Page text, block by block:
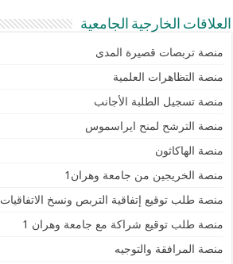
العلاقات الخارجية الجامعية
منصة تربصات قصيرة المدى
منصة التظاهرات العلمية
منصة تسجيل الطلبة الأجانب
منصة الترشح لمنح ايراسموس
منصة الهاكاثون
منصة الخريجين من جامعة وهران1
منصة طلب توقيع إتفاقية التربص ونسخ الاتفاقيات
منصة طلب توقيع شراكة مع جامعة وهران 1
منصة المرافقة والتوجيه